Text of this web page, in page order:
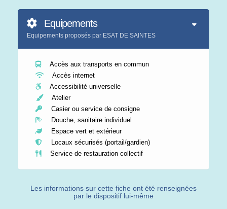
Equipements
Equipements proposés par ESAT DE SAINTES
Accès aux transports en commun
Accès internet
Accessibilité universelle
Atelier
Casier ou service de consigne
Douche, sanitaire individuel
Espace vert et extérieur
Locaux sécurisés (portail/gardien)
Service de restauration collectif
Les informations sur cette fiche ont été renseignées
par le dispositif lui-même